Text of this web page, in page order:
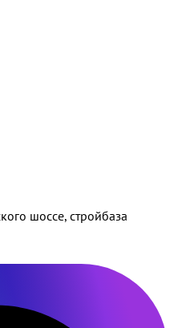
шоссе, стройбаза